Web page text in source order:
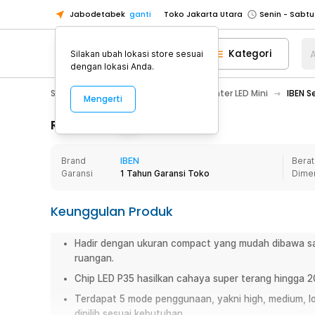
Jabodetabek ganti Toko Jakarta Utara
Toko Tangerang
Toko Cikupa
Pick n Go Jakarta Barat
Senin -
Pick n Go Bekasi
Senin - Jumat
Senin - Jumat
Senin -
Senin -
Toko Tangerang
Pick n Go Jakarta Barat
Senin -
Senin - Jumat
Kategori
Sport & Outdoor Senter LED Mini IBEN
Rincian Produk
Brand
IBEN
Garansi
1 Tahun Garansi Toko
Keunggulan Produk
Hadir dengan ukuran compact yang mudah dibawa
ruangan.
Chip LED P35 hasilkan cahaya super terang hingga
Terdapat 5 mode penggunaan, yakni high, medium,
Silakan ubah lokasi store sesuai
dengan lokasi Anda.
Mengerti